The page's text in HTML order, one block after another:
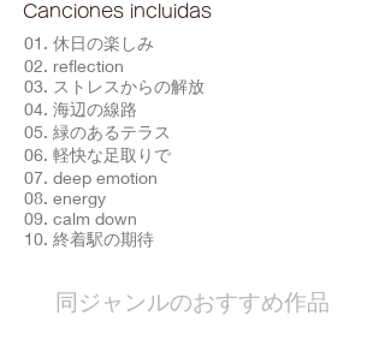
Canciones incluidas
01. 休日の楽しみ
02. reflection
03. ストレスからの解放
04. 海辺の線路
05. 緑のあるテラス
06. 軽快な足取りで
07. deep emotion
08. energy
09. calm down
10. 終着駅の期待
​同ジャンルのおすすめ作品